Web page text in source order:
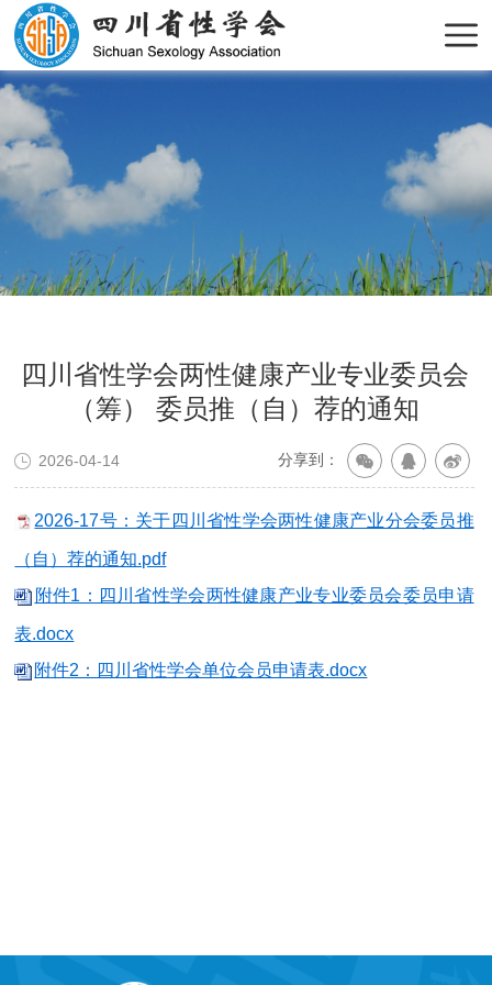
四川省性学会两性健康产业专业委员会
（筹） 委员推（自）荐的通知
2026-04-14 分享到：
2026-17号：关于四川省性学会两性健康产业分会委员推
（自）荐的通知.pdf
附件1：四川省性学会两性健康产业专业委员会委员申请
表.docx
附件2：四川省性学会单位会员申请表.docx